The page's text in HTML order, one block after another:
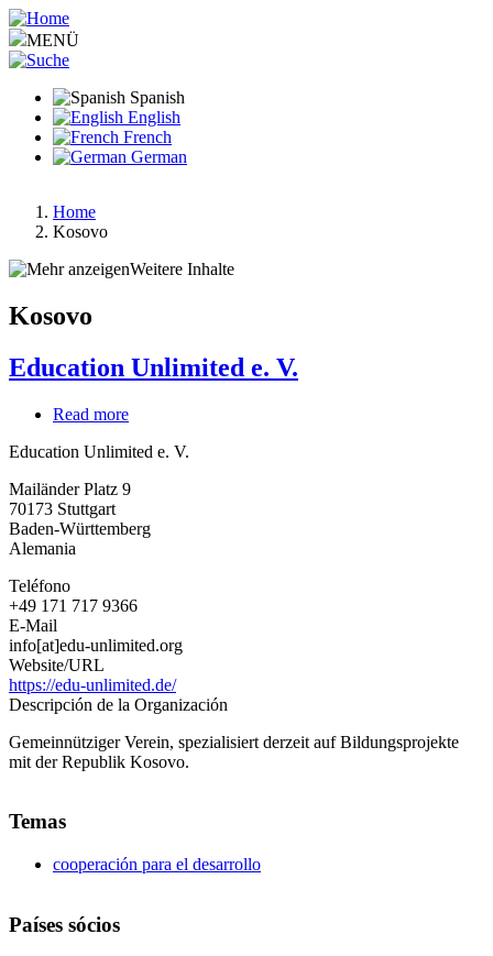
Pasar
al
contenido
MENÜ
Spanish
English
French
German
Ruta
de
Home
Kosovo
Weitere Inhalte
Kosovo
Education Unlimited e. V.
Read more
Unlimited
V.
Education Unlimited e. V.
Mailänder Platz 9
70173 Stuttgart
Baden-Württemberg
Alemania
Teléfono
+49 171 717 9366
E-Mail
info[at]edu-unlimited.org
Website/URL
https://edu-unlimited.de/
Descripción de la Organización
Gemeinnütziger Verein, spezialisiert derzeit auf Bildungsprojekte
mit der Republik Kosovo.
Temas
cooperación para el desarrollo
Países sócios